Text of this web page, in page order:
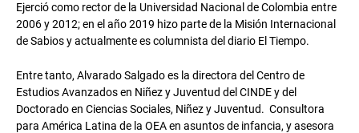
Ejerció como rector de la Universidad Nacional de Colombia entre
2006 y 2012; en el año 2019 hizo parte de la Misión Internacional
de Sabios y actualmente es columnista del diario El Tiempo.
Entre tanto, Alvarado Salgado es la directora del Centro de
Estudios Avanzados en Niñez y Juventud del CINDE y del
Doctorado en Ciencias Sociales, Niñez y Juventud. Consultora
para América Latina de la OEA en asuntos de infancia, y asesora